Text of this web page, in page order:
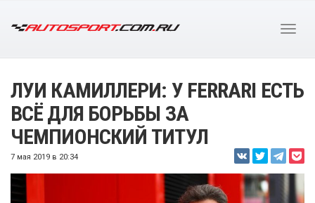
ЛУИ КАМИЛЛЕРИ: У FERRARI ЕСТЬ
ВСЁ ДЛЯ БОРЬБЫ ЗА
ЧЕМПИОНСКИЙ ТИТУЛ
7 мая 2019 в 20:34